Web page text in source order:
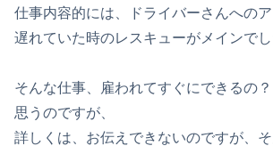
仕事内容的には、ドライバーさんへの
遅れていた時のレスキューがメインでし
そんな仕事、雇われてすぐにできるの
思うのですが、
詳しくは、お伝えできないのですが、そ